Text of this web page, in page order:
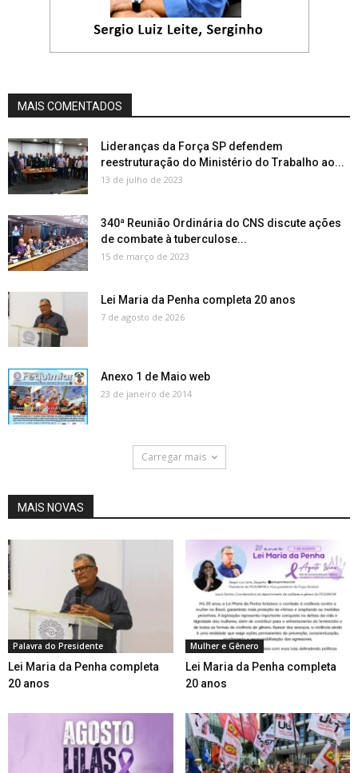
MAIS COMENTADOS
Lideranças da Força SP defendem
reestruturação do Ministério do Trabalho ao...
13 de julho de 2023
340ª Reunião Ordinária do CNS discute ações
de combate à tuberculose...
15 de março de 2023
Lei Maria da Penha completa 20 anos
7 de agosto de 2026
Anexo 1 de Maio web
23 de janeiro de 2014
Carregar mais
MAIS NOVAS
Palavra do Presidente
Lei Maria da Penha completa
20 anos
Mulher e Gênero
Lei Maria da Penha completa
20 anos